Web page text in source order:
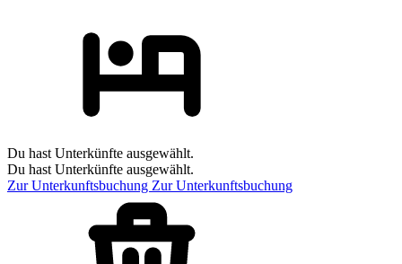
Du hast Unterkünfte ausgewählt.
Du hast Unterkünfte ausgewählt.
Zur Unterkunftsbuchung Zur Unterkunftsbuchung